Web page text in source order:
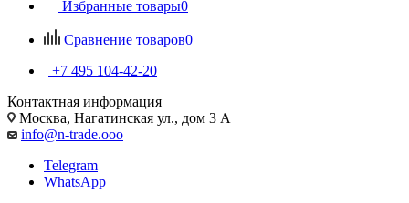
Избранные товары0
Сравнение товаров0
+7 495 104-42-20
Контактная информация
Москва, Нагатинская ул., дом 3 А
info@n-trade.ooo
Telegram
WhatsApp